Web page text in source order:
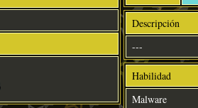
Descripción
---
Habilidad
Malware